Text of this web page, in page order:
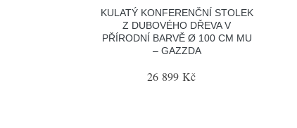
KULATÝ KONFERENČNÍ STOLEK
Z DUBOVÉHO DŘEVA V
PŘÍRODNÍ BARVĚ Ø 100 CM MU
– GAZZDA
26 899 Kč